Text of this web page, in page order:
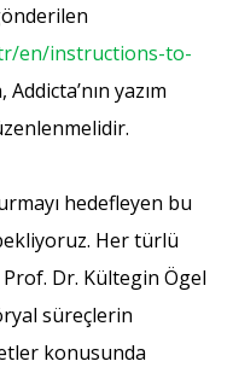
en/instructions-to-
yazım
hedefleyen bu
Her türlü
Dr. Kültegin Ögel
süreçlerin
konusunda